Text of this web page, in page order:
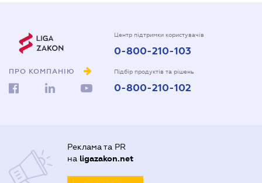
ПРО КОМПАНІЮ
Центр підтримки користувачів
0-800-210-103
Підбір продуктів та рішень
0-800-210-102
Реклама та PR
на ligazakon.net